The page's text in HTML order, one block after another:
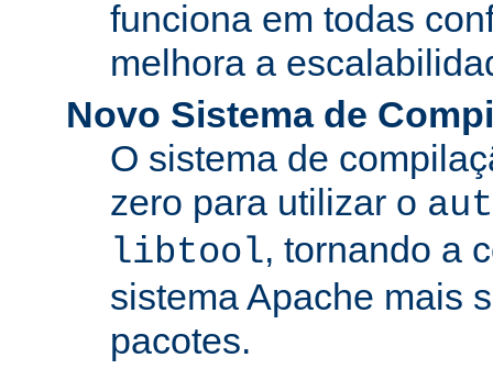
funciona em todas
melhora a
Novo Sistema de
O sistema de
zero para utilizar o
libtool, tornando a
sistema Apache mais
pacotes.